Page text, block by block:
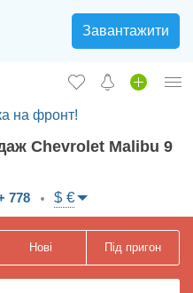
Завантажити
на фронт!
Chevrolet Malibu 9
778 $ €
Нові Під пригон